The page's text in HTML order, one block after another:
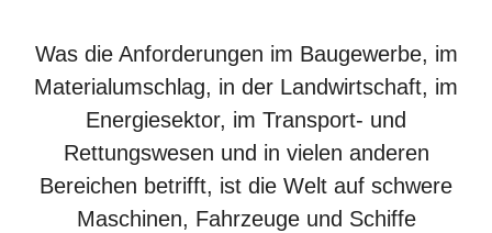
Was die Anforderungen im Baugewerbe, im
Materialumschlag, in der Landwirtschaft, im
Energiesektor, im Transport- und
Rettungswesen und in vielen anderen
Bereichen betrifft, ist die Welt auf schwere
Maschinen, Fahrzeuge und Schiffe